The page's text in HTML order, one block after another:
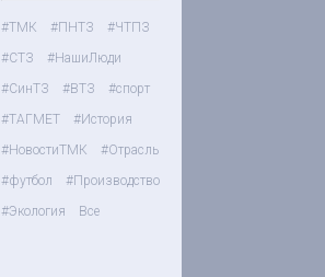
#ТМК #ПНТЗ
#ЧТПЗ
#СТЗ
#НашиЛюди
#СинТЗ
#ВТЗ
#спорт
#ТАГМЕТ
#История
#НовостиТМК
#Отрасль
#футбол
#Производство
#Экология
Все